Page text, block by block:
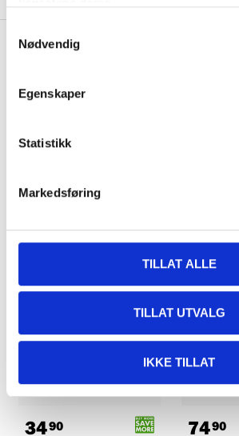
Nødvendig
Egenskaper
Statistikk
Markedsføring
TILLAT ALLE
TILLAT UTVALG
IKKE TILLAT
Other customers
3490 7490